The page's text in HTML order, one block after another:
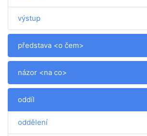
výstup
představa <o čem>
názor <na co>
oddíl
oddělení